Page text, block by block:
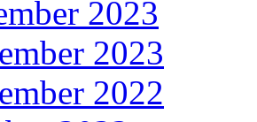
2023
2023
2022